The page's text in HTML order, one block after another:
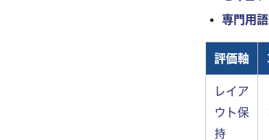
専門用語
評価軸
レイア
ウト保
持